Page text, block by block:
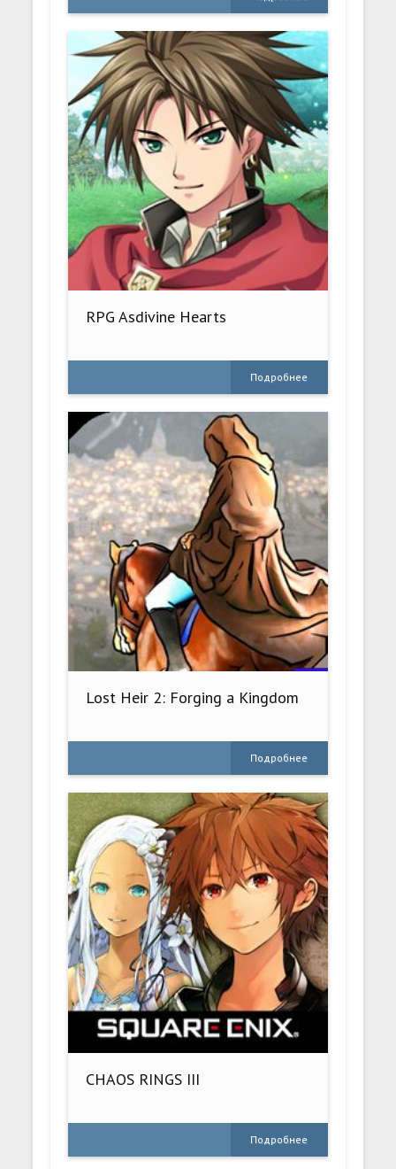
RPG Asdivine Hearts
Подробнее
Lost Heir 2: Forging a Kingdom
Подробнее
CHAOS RINGS III
Подробнее